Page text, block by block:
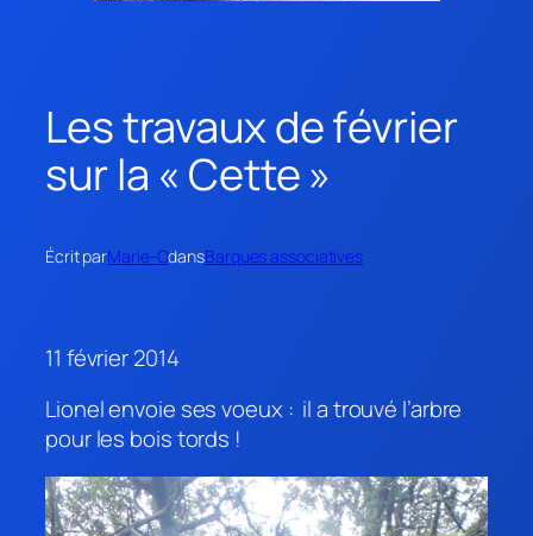
Les travaux de février
sur la « Cette »
Écrit parMarie-OdansBarques associatives
11 février 2014
Lionel envoie ses voeux : il a trouvé l’arbre
pour les bois tords !